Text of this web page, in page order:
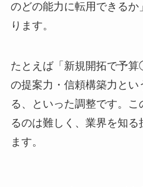
のどの能力に転用できるか
ります。
たとえば「新規開拓で予
の提案力・信頼構築力と
る、といった調整です。こ
るのは難しく、業界を知る
ます。